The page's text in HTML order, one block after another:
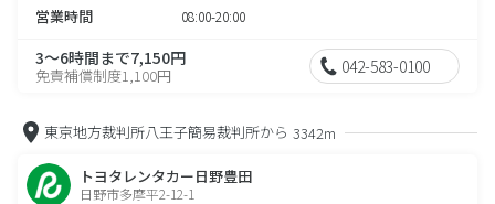
営業時間 08:00-20:00
3～6時間まで7,150円
免責補償制度1,100円 042-583-0100
東京地方裁判所八王子簡易裁判所から 3342m
トヨタレンタカー日野豊田
日野市多摩平2-12-1